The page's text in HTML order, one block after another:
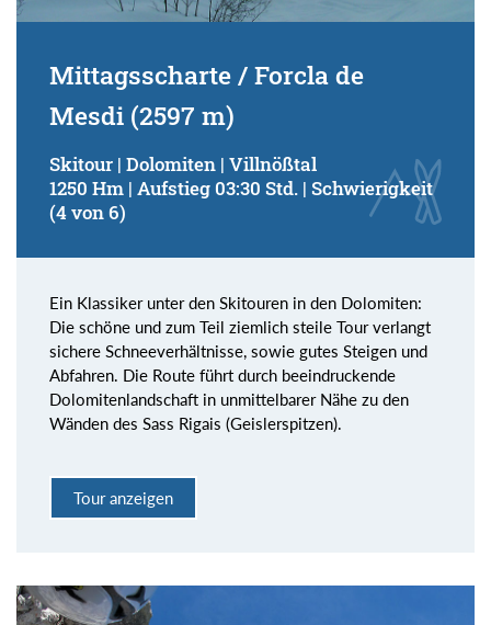
Mittagsscharte / Forcla de
Mesdi (2597 m)
Skitour | Dolomiten | Villnößtal
1250 Hm | Aufstieg 03:30 Std. | Schwierigkeit
(4 von 6)
Ein Klassiker unter den Skitouren in den Dolomiten:
Die schöne und zum Teil ziemlich steile Tour verlangt
sichere Schneeverhältnisse, sowie gutes Steigen und
Abfahren. Die Route führt durch beeindruckende
Dolomitenlandschaft in unmittelbarer Nähe zu den
Wänden des Sass Rigais (Geislerspitzen).
Tour anzeigen